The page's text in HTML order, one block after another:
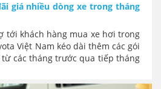
giá nhiều dòng xe trong tháng
tới khách hàng mua xe hơi trong
Việt Nam kéo dài thêm các gói
các tháng trước qua tiếp tháng
bao gồm cả các dòng xe Toyota
và Toyota Vios.